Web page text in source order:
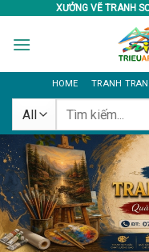
content
XƯỞNG VẼ TRANH
HOME TRANH
Tìm